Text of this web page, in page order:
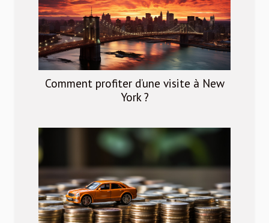
Comment profiter d’une visite à New
York ?